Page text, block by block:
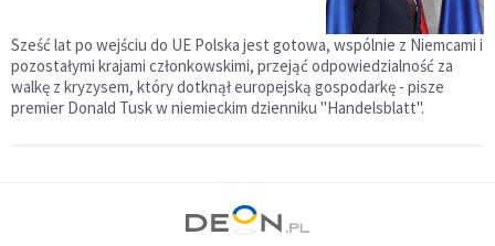
Sześć lat po wejściu do UE Polska jest gotowa, wspólnie z Niemcami i
pozostałymi krajami członkowskimi, przejąć odpowiedzialność za
walkę z kryzysem, który dotknął europejską gospodarkę - pisze
premier Donald Tusk w niemieckim dzienniku "Handelsblatt".